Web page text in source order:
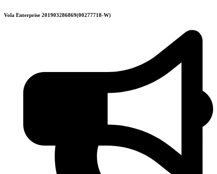
Skip
Vola Enterprise 201903286869(00277718-W)